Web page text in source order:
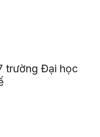
trường Đại học